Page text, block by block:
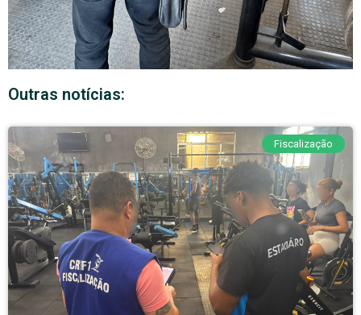
Outras notícias:
Fiscalização